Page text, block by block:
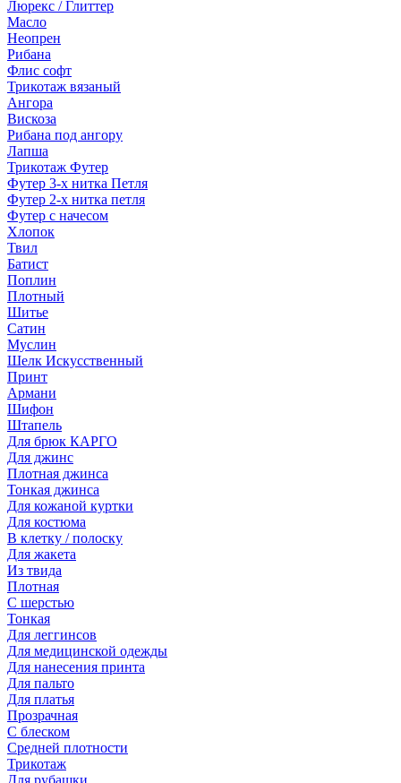
Люрекс / Глиттер
Масло
Неопрен
Рибана
Флис софт
Трикотаж вязаный
Ангора
Вискоза
Рибана под ангору
Лапша
Трикотаж Футер
Футер 3-х нитка Петля
Футер 2-х нитка петля
Футер с начесом
Хлопок
Твил
Батист
Поплин
Плотный
Шитье
Сатин
Муслин
Шелк Искусственный
Принт
Армани
Шифон
Штапель
Для брюк КАРГО
Для джинс
Плотная джинса
Тонкая джинса
Для кожаной куртки
Для костюма
В клетку / полоску
Для жакета
Из твида
Плотная
С шерстью
Тонкая
Для леггинсов
Для медицинской одежды
Для нанесения принта
Для пальто
Для платья
Прозрачная
С блеском
Средней плотности
Трикотаж
Для рубашки